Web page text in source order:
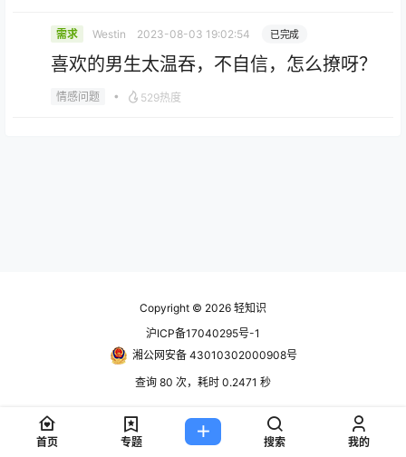
需求 Westin 2023-08-03 19:02:54 已完成
喜欢的男生太温吞，不自信，怎么撩呀？
情感问题 • 529热度
Copyright © 2026 轻知识
沪ICP备17040295号-1
湘公网安备 43010302000908号
查询 80 次，耗时 0.2471 秒
首页 专题 搜索 我的